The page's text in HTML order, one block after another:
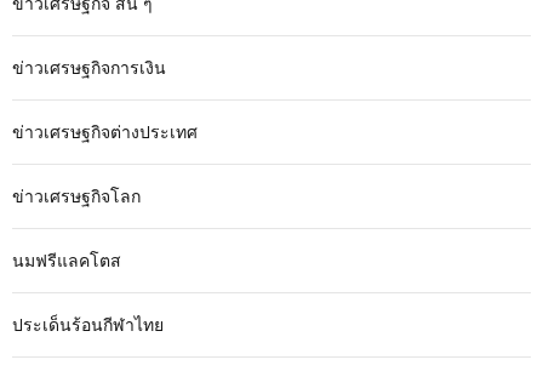
ข่าวเศรษฐกิจการเงิน
ข่าวเศรษฐกิจต่างประเทศ
ข่าวเศรษฐกิจโลก
นมฟรีแลคโตส
ประเด็นร้อนกีฬาไทย